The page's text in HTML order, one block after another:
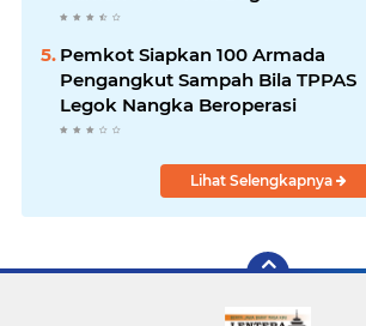
Pemkot Siapkan 100 Armada
Pengangkut Sampah Bila TPPAS
Legok Nangka Beroperasi
Lihat Selengkapnya